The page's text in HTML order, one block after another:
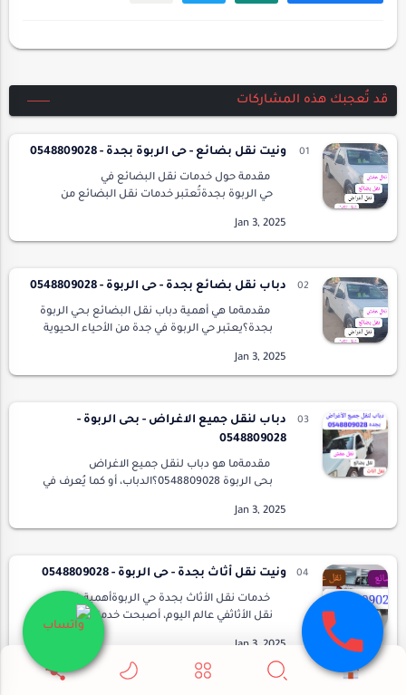
قد تُعجبك هذه المشاركات
ونيت نقل بضائع - حى الربوة بجدة - 0548809028
مقدمة حول خدمات نقل البضائع في
حي الربوة بجدةتُعتبر خدمات نقل البضائع من
التجارية وتعزيز الحركة الاقتصادية …
دباب نقل بضائع بجدة - حى الربوة - 0548809028
مقدمةما هي أهمية دباب نقل البضائع بحي الربوة
بجدة؟يعتبر حي الربوة في جدة من الأحياء الحيوية
أهمي…
دباب لنقل جميع الاغراض - بحى الربوة -
0548809028
مقدمةما هو دباب لنقل جميع الاغراض
بحى الربوة 0548809028؟الدباب، أو كما يُعرف في
هو وسيلة مثالية لتسهيل عمليات النقل. في ح…
ونيت نقل أثاث بجدة - حى الربوة - 0548809028
خدمات نقل الأثاث بجدة حي الربوةأهمية خدمات
نقل الأثاثفي عالم اليوم، أصبحت خدمات نقل الأثاث
أداة أساسية لكثير من الأفراد والعائلات في جدة،